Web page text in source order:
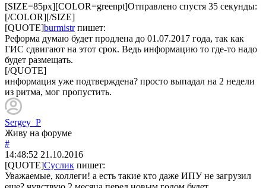
[SIZE=85px][COLOR=greenpt]Отправлено спустя 35 секунды:
[/COLOR][/SIZE]
[QUOTE]burmistrпишет:
Реформа думаю будет продлена до 01.07.2017 года, так как
ГИС сдвигают на этот срок. Ведь информацию то где-то надо
будет размещать.
[/QUOTE]
информация уже подтверждена? просто выпадал на 2 недели
из ритма, мог пропустить.
Sergey_P
Живу на форуме
#
14:48:52 21.10.2016
[QUOTE]Суслик пишет:
Уважаемые, коллеги! а есть такие кто даже ИПУ не загрузил